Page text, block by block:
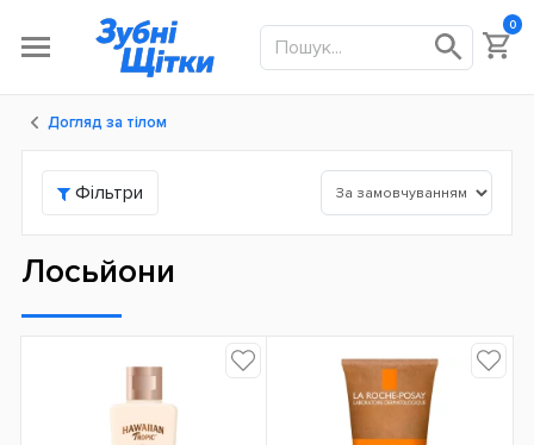
0
Догляд за тілом
Фільтри
Лосьйони